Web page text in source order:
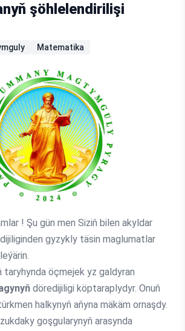
şöhlelendirilişi
Matematika
! Şu gün men Siziň bilen akyldar
gyzykly täsin maglumatlar
taryhynda öçmejek yz galdyran
döredijiligi köptaraplydyr. Onuň
halkynyň aňyna mäkäm ornaşdy.
goşgularynyň arasynda